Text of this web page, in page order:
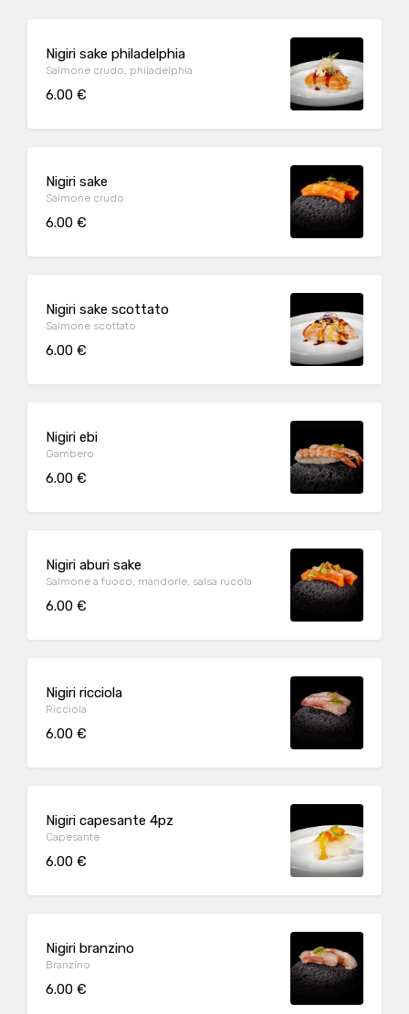
Nigiri sake philadelphia
Salmone crudo, philadelphia
6.00 €
Nigiri sake
Salmone crudo
6.00 €
Nigiri sake scottato
Salmone scottato
6.00 €
Nigiri ebi
Gambero
6.00 €
Nigiri aburi sake
Salmone a fuoco, mandorle, salsa rucola
6.00 €
Nigiri ricciola
Ricciola
6.00 €
Nigiri capesante 4pz
Capesante
6.00 €
Nigiri branzino
Branzino
6.00 €